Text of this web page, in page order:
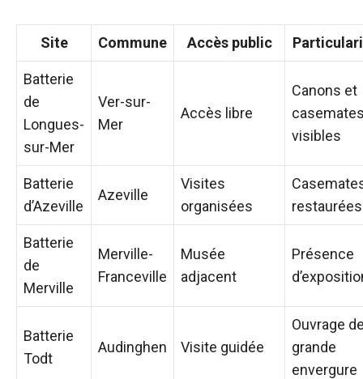
Site Commune Accès public
Batterie
de
Longues-
sur-Mer
Ver-sur-
Mer
Accès libre
Canons et
visibles
Batterie
d’Azeville
Azeville
Visites
organisées
restaurées
Batterie
de
Merville
Merville-
Franceville
Musée
adjacent
Présence
Batterie
Todt
Audinghen Visite guidée
Ouvrage
grande
envergure